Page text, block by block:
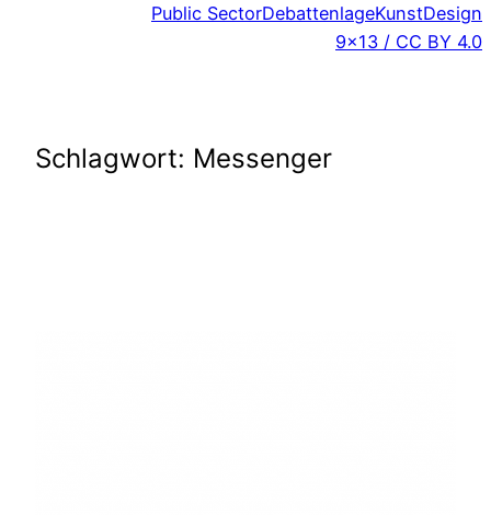
Public SectorDebattenlageKunstDesign
9×13 / CC BY 4.0
Schlagwort: Messenger